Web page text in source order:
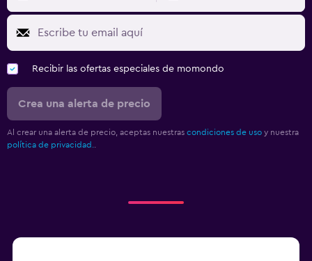
Recibir las ofertas especiales de momondo
Crea una alerta de precio
Al crear una alerta de precio, aceptas nuestras condiciones de uso y nuestra
política de privacidad.